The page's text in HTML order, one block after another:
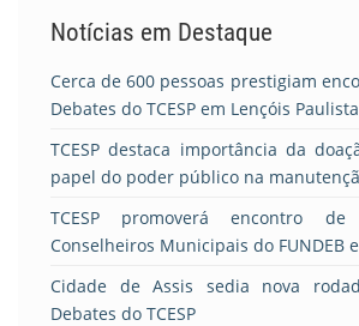
Notícias em Destaque
Cerca de 600 pessoas prestigiam
Debates do TCESP em Lençóis Paulista
TCESP destaca importância da
papel do poder público na
TCESP promoverá encontro
Conselheiros Municipais do FUNDEB
Cidade de Assis sedia nova
Debates do TCESP